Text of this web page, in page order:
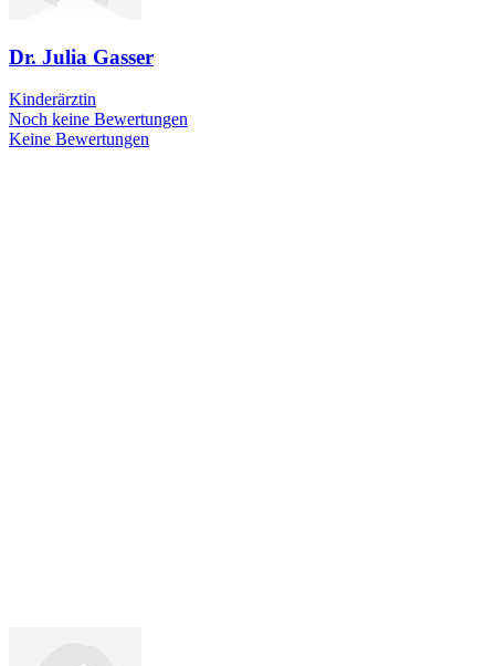
Dr. Julia Gasser
Kinderärztin
Noch keine Bewertungen
Keine Bewertungen